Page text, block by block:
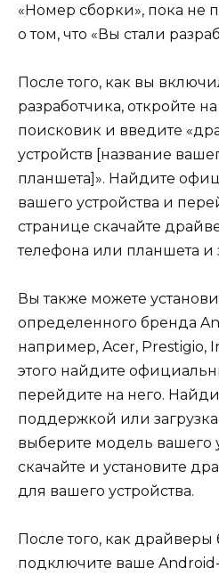
«Номер сборки», пока не
о том, что «Вы стали
После того, как вы
разработчика, откройте
поисковик и введите
устройств [название
планшета]». Найдите
вашего устройства и
странице скачайте
телефона или планшета и
Вы также можете
определенного бренда
например, Acer, Prestigio,
этого найдите
перейдите на него.
поддержкой или
выберите модель вашего
скачайте и установите
для вашего устройства.
После того, как драйверы
подключите ваше Android-